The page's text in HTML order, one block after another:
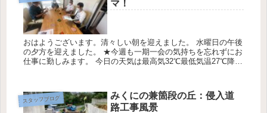
マ！
おはようございます。清々しい朝を迎えました。 水曜日の午後
の夕方を迎えました。 ★今週も一期一会の気持ちを忘れずにお
仕事に勤しみます。 今日の天気は最高気32℃最低気温27℃降水
スタッフブログ
みくにの兼箇段の丘：侵入道
路工事風景